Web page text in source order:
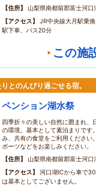
住所
山梨県南都留郡富士河
アクセス
JR中央線大月駅乗
駅下車、バス20分
この施
とのんびり過ごせる宿。
ペンション湖水祭
四季折々の美しい自然に囲まれ、
の環境。基本として素泊まりです
み、共有の食堂をご利用ください
ポーツなどをお楽しみください。
住所
山梨県南都留郡富士河口
アクセス
河口湖ICから車で
は基本としてございません。